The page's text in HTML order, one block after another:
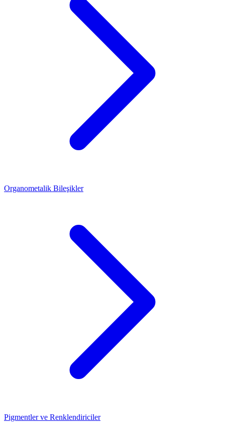
Organometalik Bileşikler
Pigmentler ve Renklendiriciler